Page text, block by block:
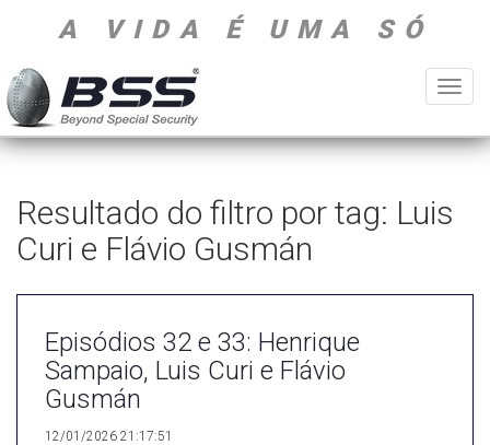
A VIDA É UMA SÓ
Resultado do filtro por tag: Luis
Curi e Flávio Gusmán
Episódios 32 e 33: Henrique
Sampaio, Luis Curi e Flávio
Gusmán
12/01/2026 21:17:51